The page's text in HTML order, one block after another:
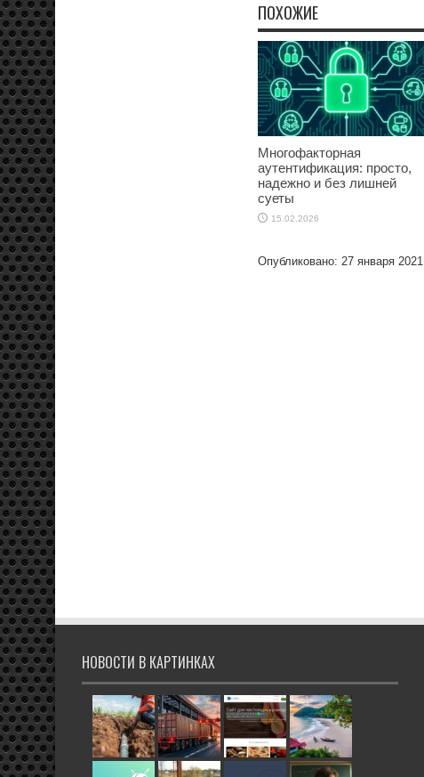
ПОХОЖИЕ
Многофакторная
аутентификация: просто,
надежно и без лишней
суеты
15.02.2026
Опубликовано: 27 января 2021
НОВОСТИ В КАРТИНКАХ